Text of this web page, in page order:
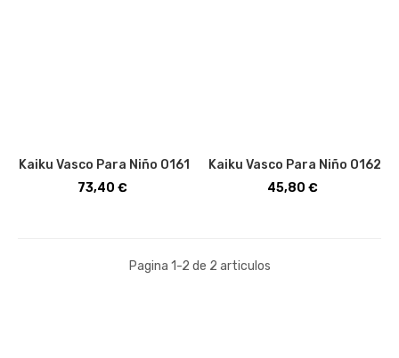
Kaiku Vasco Para Niño O161
Precio
73,40 €
Kaiku Vasco Para Niño O162
Precio
45,80 €
Pagina 1-2 de 2 articulos